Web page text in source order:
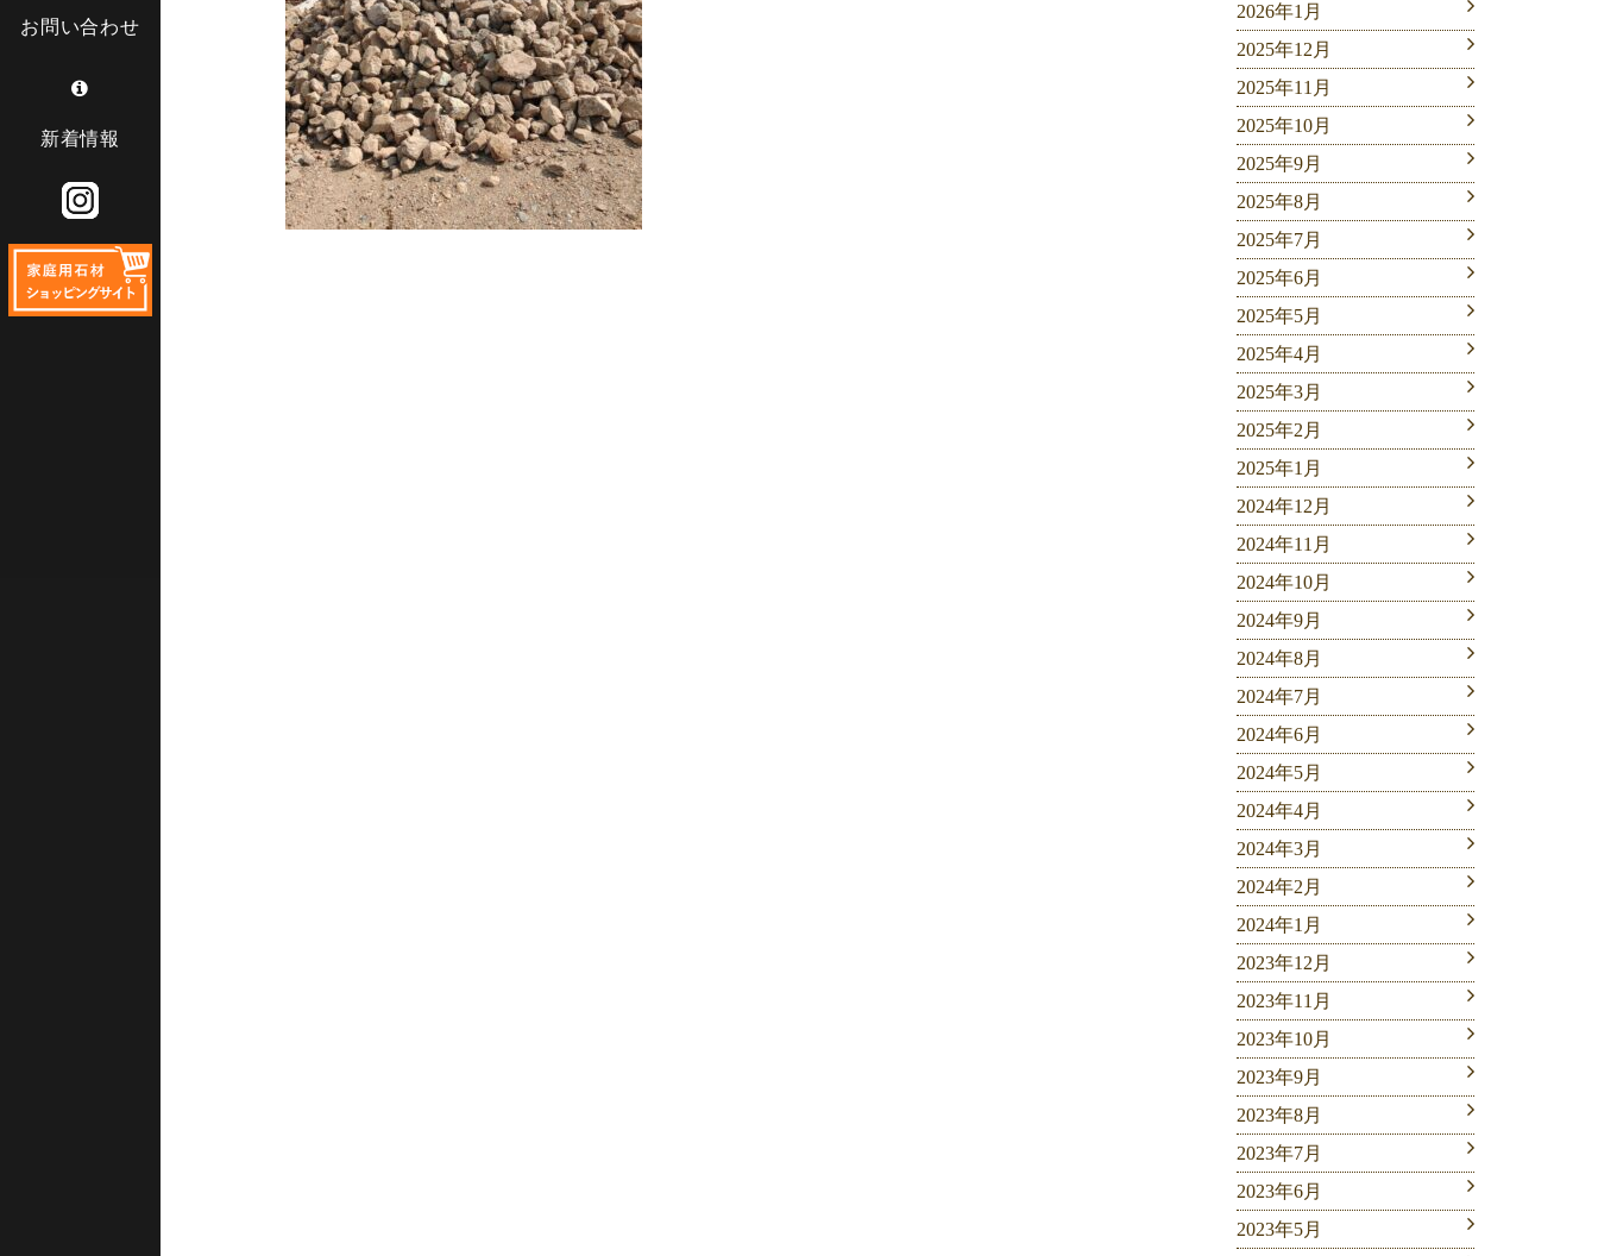
お問い合わせ
新着情報
2026年1月
2025年12月
2025年11月
2025年10月
2025年9月
2025年8月
2025年7月
2025年6月
2025年5月
2025年4月
2025年3月
2025年2月
2025年1月
2024年12月
2024年11月
2024年10月
2024年9月
2024年8月
2024年7月
2024年6月
2024年5月
2024年4月
2024年3月
2024年2月
2024年1月
2023年12月
2023年11月
2023年10月
2023年9月
2023年8月
2023年7月
2023年6月
2023年5月